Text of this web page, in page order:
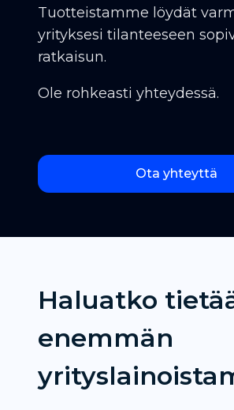
Tuotteistamme löydät
yrityksesi tilanteeseen
ratkaisun.
Ole rohkeasti yhteydessä.
Ota yhteyttä
Haluatko
enemmän